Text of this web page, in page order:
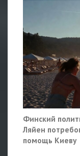
Финский
Ляйен
помощь Киеву